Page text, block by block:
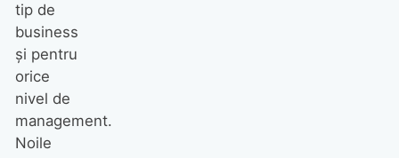
tip de
business
şi pentru
orice
nivel de
management.
Noile